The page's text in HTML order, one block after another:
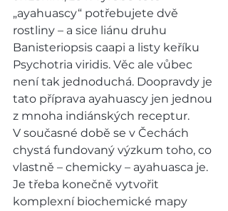
„ayahuascy“ potřebujete dvě
rostliny – a sice liánu druhu
Banisteriopsis caapi a listy keříku
Psychotria viridis. Věc ale vůbec
není tak jednoduchá. Doopravdy je
tato příprava ayahuascy jen jednou
z mnoha indiánských receptur.
V současné době se v Čechách
chystá fundovaný výzkum toho, co
vlastně – chemicky – ayahuasca je.
Je třeba konečně vytvořit
komplexní biochemické mapy